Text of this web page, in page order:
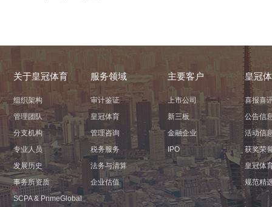
关于皇冠体育
组织架构
管理团队
分支机构
专业人员
发展历史
事务所资质
ㅤㅤSCPA & PrimeGlobalㅤㅤ
服务领域
审计鉴证
皇冠体育
管理咨询
税务服务
法务与清算
企业估值
主要客户
上市公司
新三板
金融企业
IPO
皇冠
喜报喜
公告信
活动信
获奖荣
皇冠体
规范精